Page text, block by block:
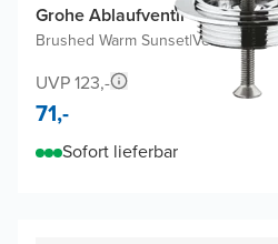
Grohe Ablaufventil
Brushed Warm Sunset|Verriegelbar
UVP 123,-
71,-
Sofort lieferbar